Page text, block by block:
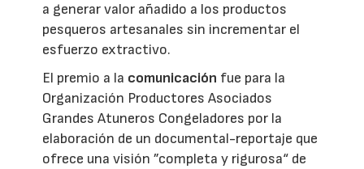
a generar valor añadido a los productos
pesqueros artesanales sin incrementar el
esfuerzo extractivo.
El premio a la comunicación fue para la
Organización Productores Asociados
Grandes Atuneros Congeladores por la
elaboración de un documental-reportaje que
ofrece una visión ”completa y rigurosa“ de